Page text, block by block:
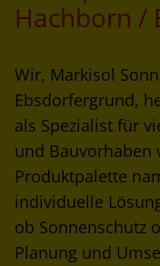
Hachborn /
Wir, Markisol
Ebsdorfergrund,
als Spezialist für
und Bauvorhaben
Produktpalette
individuelle
ob Sonnenschutz
Planung und